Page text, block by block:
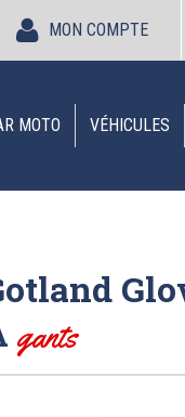
MON COMPTE
MOTO VÉHICULES
gants